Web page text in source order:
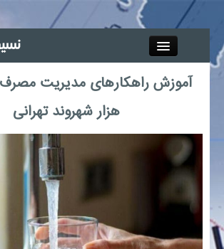
جذب خبرنگار
آگهی استخدام
پیوند‌ها
اجتماعی
هزار شهروند تهرانی